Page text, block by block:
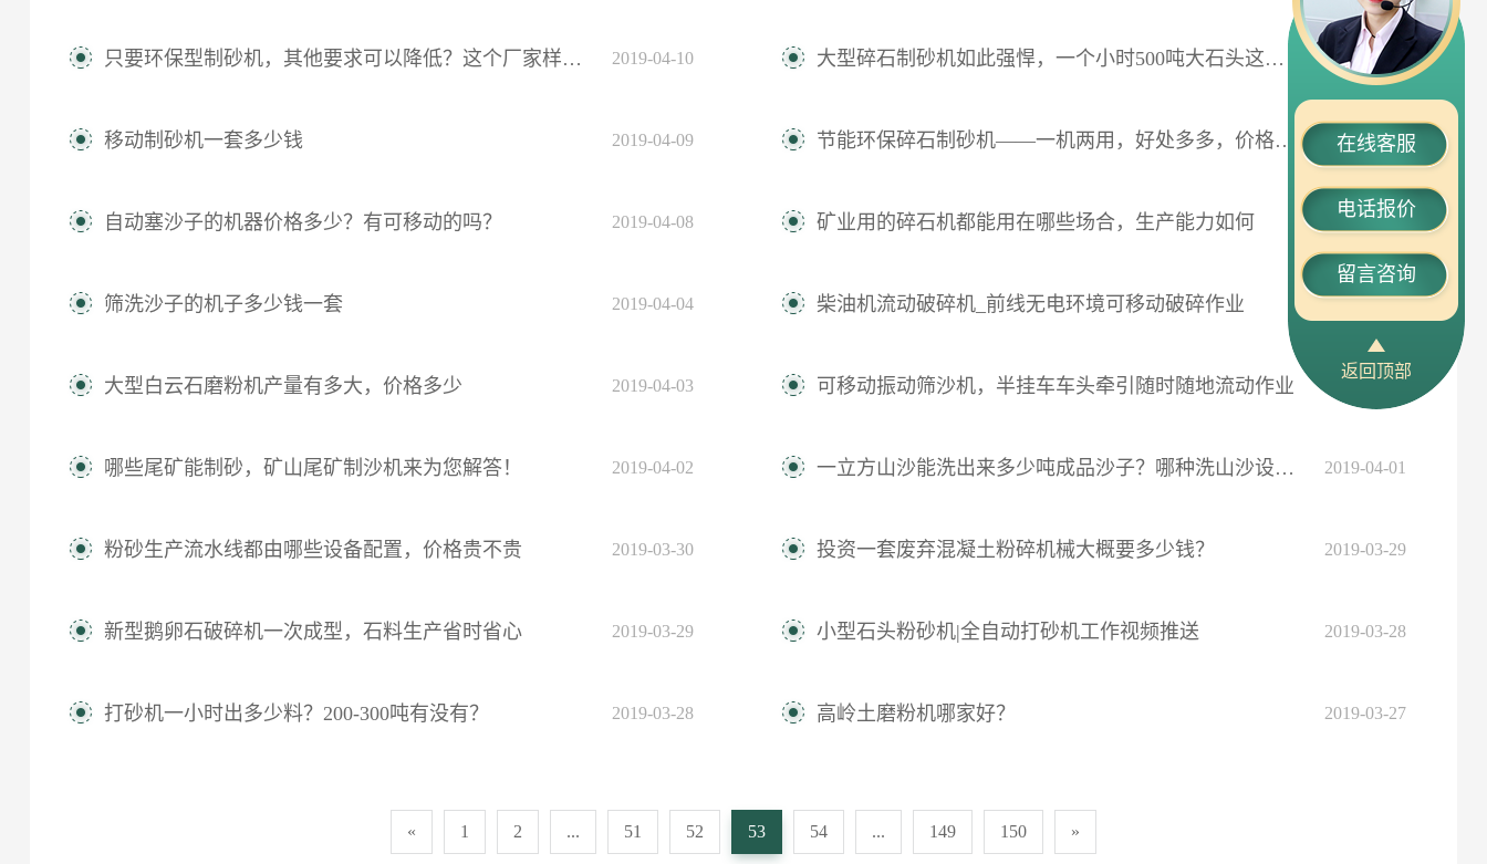
2019-04-10
只要环保型制砂机，其他要求可以降低？这个厂家样样都给您好的 2019-04-09
大型碎石制砂机如此强悍，一个小时500吨大石头这样就没了
2019-04-09
移动制砂机一套多少钱 2019-04-08
节能环保碎石制砂机——一机两用，好处多多，价格多少钱一台
2019-04-08
自动塞沙子的机器价格多少？有可移动的吗？ 2019-04-04
矿业用的碎石机都能用在哪些场合，生产能力如何
2019-04-04
筛洗沙子的机子多少钱一套 柴油机流动破碎机_前线无电环境可移动破碎作业
2019-04-03
大型白云石磨粉机产量有多大，价格多少 2019-04-02
可移动振动筛沙机，半挂车车头牵引随时随地流动作业
2019-04-02
哪些尾矿能制砂，矿山尾矿制沙机来为您解答！ 2019-04-01
一立方山沙能洗出来多少吨成品沙子？哪种洗山沙设备利润高？
2019-03-30
粉砂生产流水线都由哪些设备配置，价格贵不贵 2019-03-29
投资一套废弃混凝土粉碎机械大概要多少钱？
2019-03-29
新型鹅卵石破碎机一次成型，石料生产省时省心 2019-03-28
小型石头粉砂机|全自动打砂机工作视频推送
2019-03-28
打砂机一小时出多少料？200-300吨有没有？ 2019-03-27
高岭土磨粉机哪家好？
« 1 2 ... 51 52 53 54 ... 149 150 »
在线客服
电话报价
留言咨询
返回顶部